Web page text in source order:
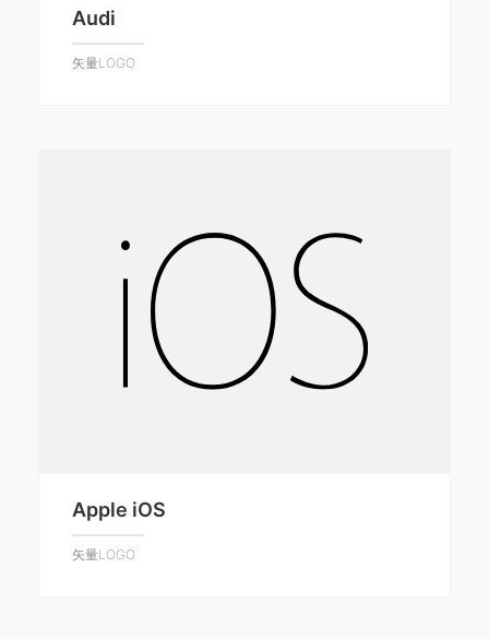
Audi
矢量LOGO
Apple iOS
矢量LOGO